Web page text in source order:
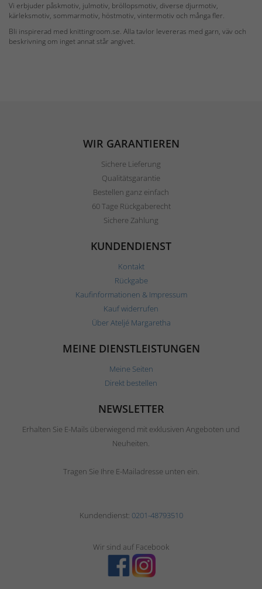
Vi erbjuder påskmotiv, julmotiv, bröllopsmotiv, diverse djurmotiv,
kärleksmotiv, sommarmotiv, höstmotiv, vintermotiv och många fler.
Bli inspirerad med knittingroom.se. Alla tavlor levereras med garn, väv och
beskrivning om inget annat står angivet.
WIR GARANTIEREN
Sichere Lieferung
Qualitätsgarantie
Bestellen ganz einfach
60 Tage Rückgaberecht
Sichere Zahlung
KUNDENDIENST
Kontakt
Rückgabe
Kaufinformationen & Impressum
Kauf widerrufen
Über Ateljé Margaretha
MEINE DIENSTLEISTUNGEN
Meine Seiten
Direkt bestellen
NEWSLETTER
Erhalten Sie E-Mails überwiegend mit exklusiven Angeboten und
Neuheiten.
Tragen Sie Ihre E-Mailadresse unten ein.
Kundendienst: 0201-48793510
Wir sind auf Facebook